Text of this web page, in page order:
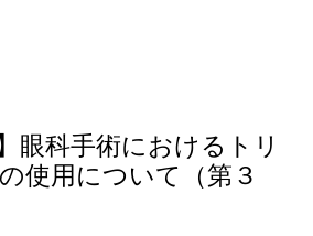
眼科⼿術におけるトリ
使⽤について（第３